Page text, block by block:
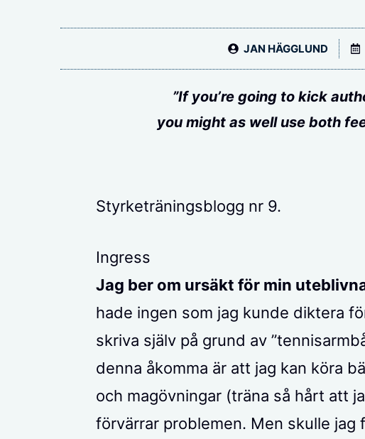
JAN HÄGGLUND
”If you’re going to kick
you might as well use both
Styrketräningsblogg nr 9.
Ingress
Jag ber om ursäkt för min
hade ingen som jag kunde diktera
skriva själv på grund av
denna åkomma är att jag kan köra
och magövningar (träna så hårt att
förvärrar problemen. Men skulle jag